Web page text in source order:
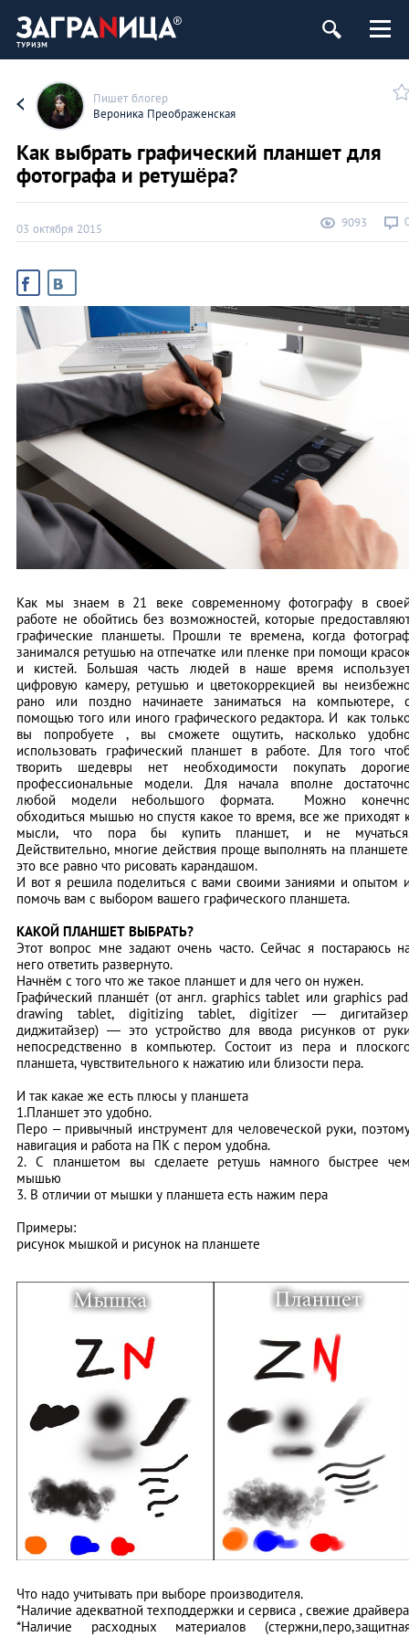
Пишет блогер
Вероника Преображенская
Как выбрать графический планшет для
фотографа и ретушёра?
03 октября 2015 9093
Как мы знаем в 21 веке современному фотографу в
работе не обойтись без возможностей, которые
графические планшеты. Прошли те времена, когда
занимался ретушью на отпечатке или пленке при помощи
и кистей. Большая часть людей в наше время
цифровую камеру, ретушью и цветокоррекцией вы
рано или поздно начинаете заниматься на компьютере,
помощью того или иного графического редактора. И как
вы попробуете , вы сможете ощутить, насколько
использовать графический планшет в работе. Для того
творить шедевры нет необходимости покупать
профессиональные модели. Для начала вполне
любой модели небольшого формата. Можно
обходиться мышью но спустя какое то время, все же приходят
мысли, что пора бы купить планшет, и не
Действительно, многие действия проще выполнять на
это все равно что рисовать карандашом.
И вот я решила поделиться с вами своими заниями и опытом
помочь вам с выбором вашего графического планшета.
КАКОЙ ПЛАНШЕТ ВЫБРАТЬ?
Этот вопрос мне задают очень часто. Сейчас я постараюсь
него ответить развернуто.
Начнём с того что же такое планшет и для чего он нужен.
Графи́ческий планше́т (от англ. graphics tablet или graphics
drawing tablet, digitizing tablet, digitizer —
диджитайзер) — это устройство для ввода рисунков от
непосредственно в компьютер. Состоит из пера и
планшета, чувствительного к нажатию или близости пера.
И так какае же есть плюсы у планшета
1.Планшет это удобно.
Перо – привычный инструмент для человеческой руки,
навигация и работа на ПК с пером удобна.
2. С планшетом вы сделаете ретушь намного быстрее
мышью
3. В отличии от мышки у планшета есть нажим пера
Примеры:
рисунок мышкой и рисунок на планшете
Что надо учитывать при выборе производителя.
*Наличие адекватной техподдержки и сервиса , свежие драйвера
*Наличие расходных материалов